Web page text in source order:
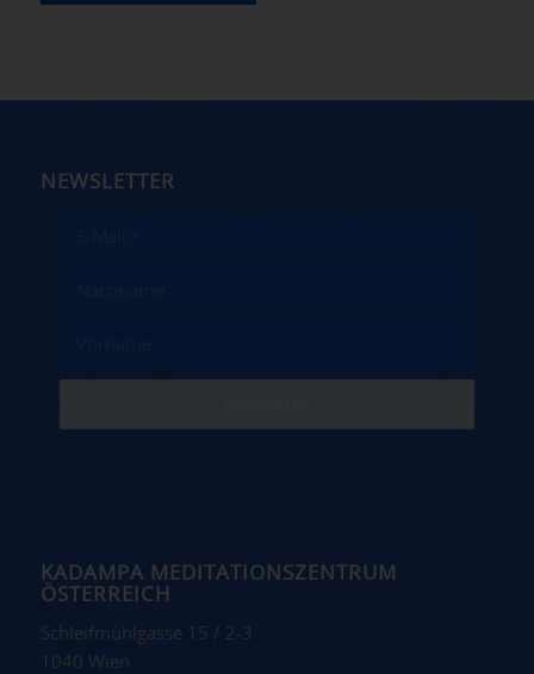
NEWSLETTER
KADAMPA MEDITATIONSZENTRUM
ÖSTERREICH
Schleifmühlgasse 15 / 2-3
1040 Wien